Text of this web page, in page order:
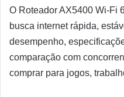
O Roteador AX5400 Wi-Fi
busca internet rápida,
desempenho,
comparação com
comprar para jogos,